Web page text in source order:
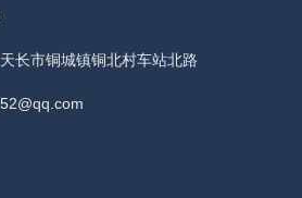
长市铜城镇铜北村车站北路